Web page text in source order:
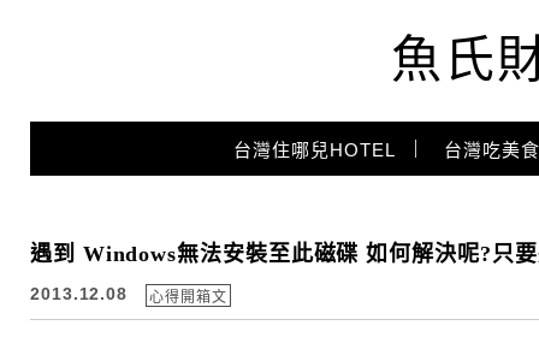
魚氏
台灣住哪兒HOTEL 台灣吃美
遇到 Windows無法安裝至此磁碟 如何解決呢?只
2013.12.08 心得開箱文